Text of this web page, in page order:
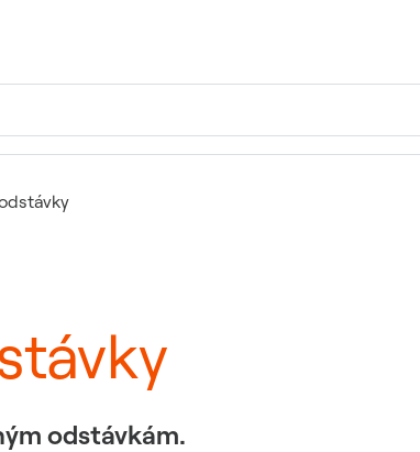
odstávkám.